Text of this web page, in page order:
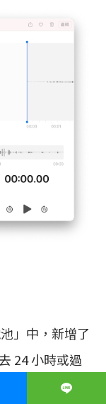
」中，新增了
24 小時或過
為電池電量和